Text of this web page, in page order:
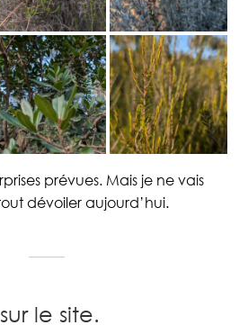
prévues. Mais je ne vais
dévoiler aujourd’hui.
le site.